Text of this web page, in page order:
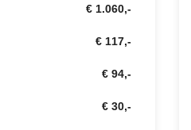
€ 1.060,-
€ 117,-
€ 94,-
€ 30,-